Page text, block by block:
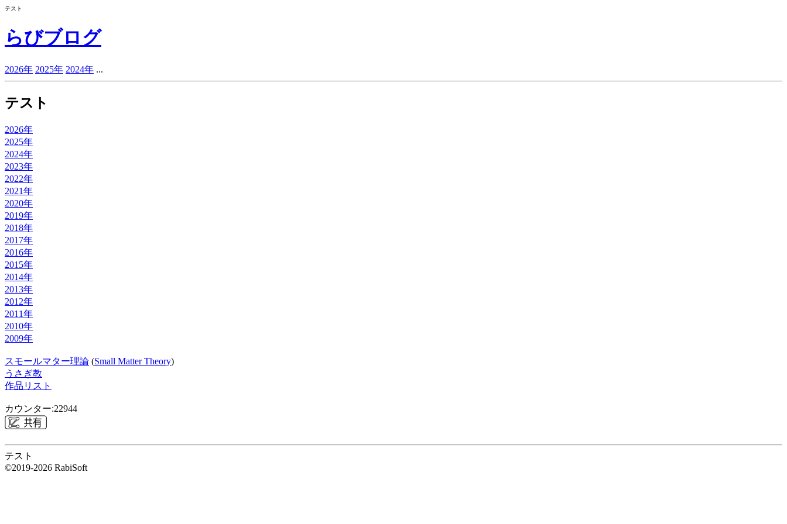
テスト
らびブログ
2026年 2025年 2024年 ...
テスト
2026年
2025年
2024年
2023年
2022年
2021年
2020年
2019年
2018年
2017年
2016年
2015年
2014年
2013年
2012年
2011年
2010年
2009年
スモールマター理論 (Small Matter Theory)
うさぎ教
作品リスト
カウンター:22944
テスト
©2019-2026 RabiSoft